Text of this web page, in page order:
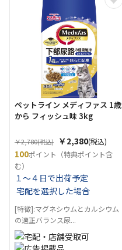
ペットライン メディファス 1歳
から フィッシュ味 3kg
￥2,780(税込) ￥2,380(税込)
100ポイント（特典ポイント含
む）
１～４日で出荷予定
宅配を選択した場合
[特徴]:マグネシウムとカルシウム
の適正バランス尿...